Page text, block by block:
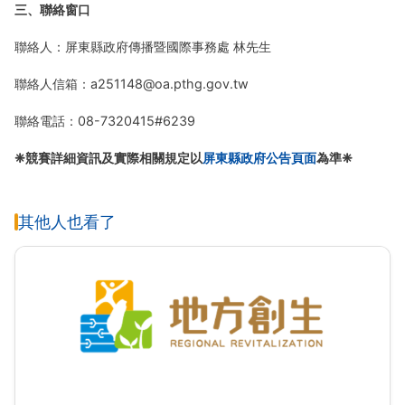
三、聯絡窗口
聯絡人：屏東縣政府傳播暨國際事務處 林先生
聯絡人信箱：a251148@oa.pthg.gov.tw
聯絡電話：08-7320415#6239
❈競賽詳細資訊及實際相關規定以屏東縣政府公告頁面為準❈
其他人也看了